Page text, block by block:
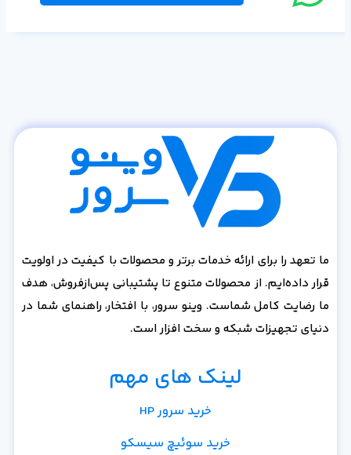
ما تعهد را برای ارائه خدمات برتر و محصولات با کیفیت در اولویت
قرار داده‌ایم. از محصولات متنوع تا پشتیبانی پس‌از‌فروش، هدف
ما رضایت کامل شماست. وینو سرور، با افتخار، راهنمای شما در
دنیای تجهیزات شبکه و سخت افزار است.
لینک های مهم
خرید سرور HP
خرید سوئیچ سیسکو